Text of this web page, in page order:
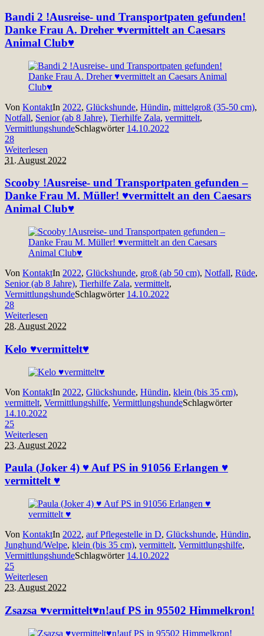
Bandi 2 !Ausreise- und Transportpaten gefunden!
Danke Frau A. Dreher ♥vermittelt an Caesars
Animal Club♥
Von KontaktIn 2022, Glückshunde, Hündin, mittelgroß (35-50 cm),
Notfall, Senior (ab 8 Jahre), Tierhilfe Zala, vermittelt,
VermittlungshundeSchlagwörter 14.10.2022
28
Weiterlesen
31. August 2022
Scooby !Ausreise- und Transportpaten gefunden –
Danke Frau M. Müller! ♥vermittelt an den Caesars
Animal Club♥
Von KontaktIn 2022, Glückshunde, groß (ab 50 cm), Notfall, Rüde,
Senior (ab 8 Jahre), Tierhilfe Zala, vermittelt,
VermittlungshundeSchlagwörter 14.10.2022
28
Weiterlesen
28. August 2022
Kelo ♥vermittelt♥
Von KontaktIn 2022, Glückshunde, Hündin, klein (bis 35 cm),
vermittelt, Vermittlungshilfe, VermittlungshundeSchlagwörter
14.10.2022
25
Weiterlesen
23. August 2022
Paula (Joker 4) ♥ Auf PS in 91056 Erlangen ♥
vermittelt ♥
Von KontaktIn 2022, auf Pflegestelle in D, Glückshunde, Hündin,
Junghund/Welpe, klein (bis 35 cm), vermittelt, Vermittlungshilfe,
VermittlungshundeSchlagwörter 14.10.2022
25
Weiterlesen
23. August 2022
Zsazsa ♥vermittelt♥n!auf PS in 95502 Himmelkron!